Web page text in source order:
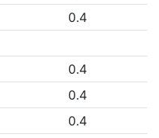
0.4
0.4
0.4
0.4